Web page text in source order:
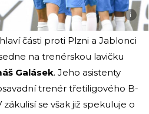
i
části proti Plzni a Jablonci
na trenérskou lavičku
Galásek. Jeho asistenty
trenér třetiligového B-
se však již spekuluje o